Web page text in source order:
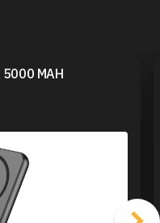
5000 MAH